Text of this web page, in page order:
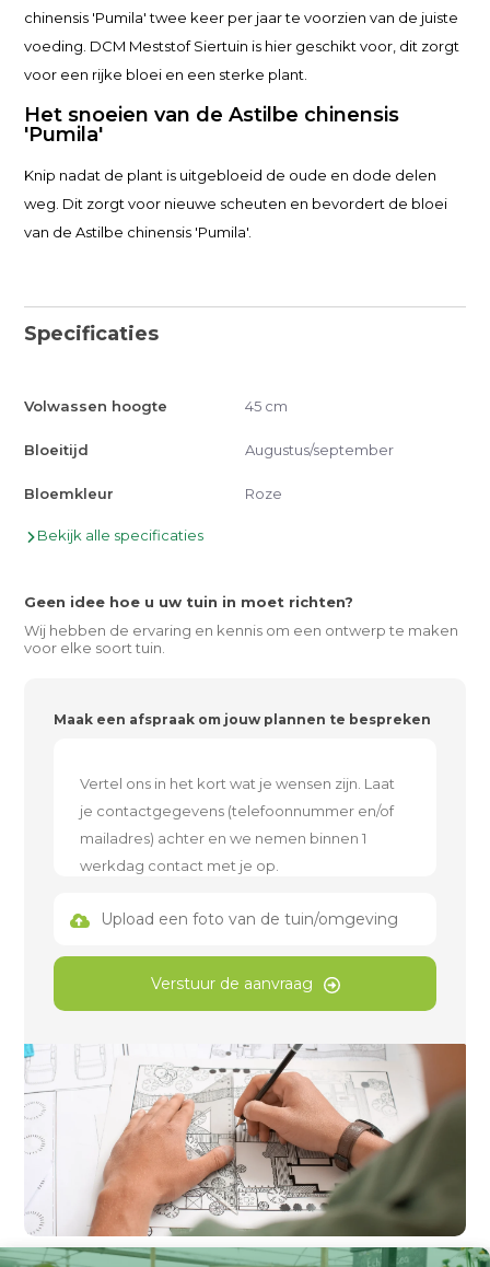
chinensis 'Pumila' twee keer per jaar te voorzien van de juiste
voeding. DCM Meststof Siertuin is hier geschikt voor, dit zorgt
voor een rijke bloei en een sterke plant.
Het snoeien van de Astilbe chinensis
'Pumila'
Knip nadat de plant is uitgebloeid de oude en dode delen
weg. Dit zorgt voor nieuwe scheuten en bevordert de bloei
van de Astilbe chinensis 'Pumila'.
Specificaties
Volwassen hoogte 45 cm
Bloeitijd Augustus/september
Bloemkleur Roze
Bekijk alle specificaties
Geen idee hoe u uw tuin in moet richten?
Wij hebben de ervaring en kennis om een ontwerp te maken
voor elke soort tuin.
Maak een afspraak om jouw plannen te bespreken
Upload een foto van de tuin/omgeving
Verstuur de aanvraag